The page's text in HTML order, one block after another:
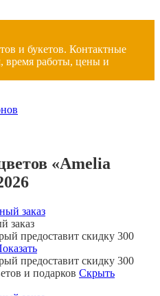
и букетов. Контактные
время работы, цены и
«Amelia
заказ
предоставит скидку 300
предоставит скидку 300
и подарков Скрыть